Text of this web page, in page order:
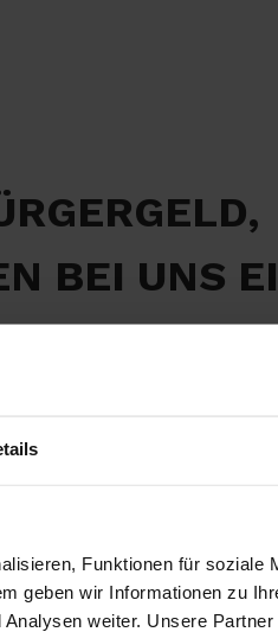
Funktionen für soziale
geben wir Informationen zu
weiter. Unsere
BEI UNS
JOB!